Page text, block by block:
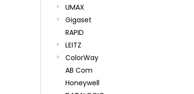
UMAX
Gigaset
RAPID
LEITZ
ColorWay
AB Com
Honeywell